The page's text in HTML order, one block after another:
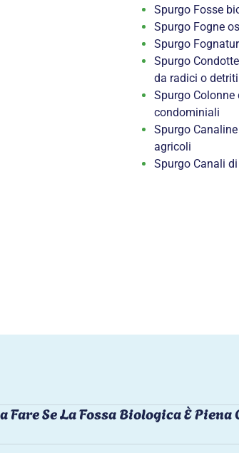
Spurgo Fosse
Spurgo Fogne
Spurgo
Spurgo
da radici o detriti
Spurgo Colonne
condominiali
Spurgo
agricoli
Spurgo Canali
Fare Se La Fossa Biologica È Piena